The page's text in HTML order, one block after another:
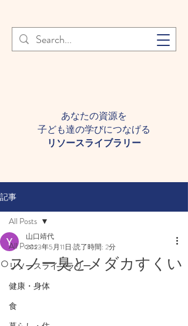
登録者様へ 個人情報の取り扱
いについて Learn More
あなたの資源を
子ども達の学びにつなげる​
​リソースライブラリー
記事
All Posts
リソースライブラリー
健康・身体
食
All Posts
○スノー臭とメダカすくい
山口靖代
2023年5月11日 読了時間: 2分